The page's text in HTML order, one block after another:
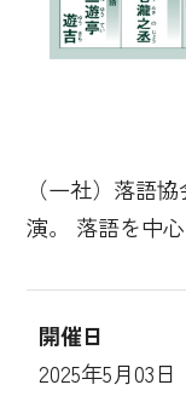
（一社）落語
演。 落語を中
開催日
2025年5月03日